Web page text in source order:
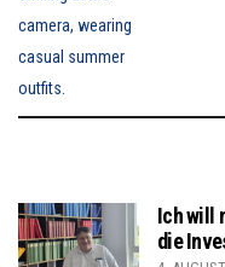
Ich will
die